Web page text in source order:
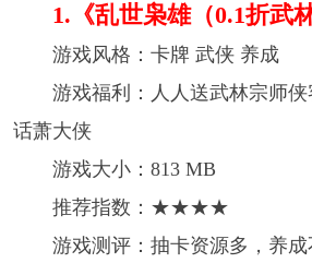
1.《乱世枭雄（0.1折武
游戏风格：卡牌 武侠 养成
游戏福利：人人送武林宗师
话萧大侠
游戏大小：813 MB
推荐指数：★★★★
游戏测评：抽卡资源多，养